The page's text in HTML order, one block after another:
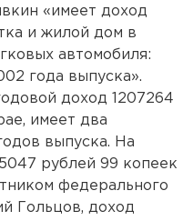
«имеет доход
и жилой дом в
автомобиля:
года выпуска».
доход 1207264
имеет два
выпуска. На
рублей 99 копеек
федерального
Гольцов, доход